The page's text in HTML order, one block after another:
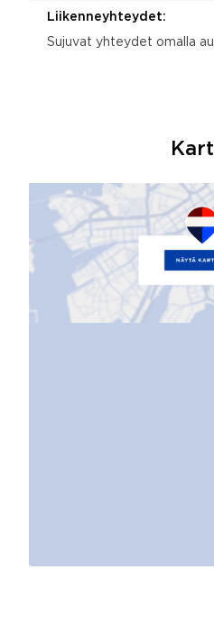
Liikenneyhteydet:
Sujuvat yhteydet omalla